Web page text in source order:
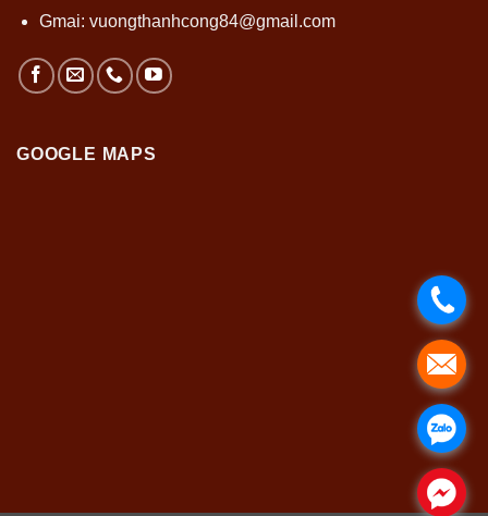
Gmai: vuongthanhcong84@gmail.com
GOOGLE MAPS
.
.
.
.